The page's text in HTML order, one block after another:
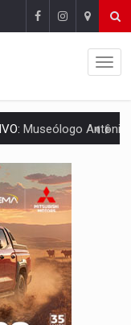
Museólogo Antônio Ocampo lança livro
a deputada federal do PL salta R$ 1
cerca de 200 porções
regularização fundiária da
2ª Feira Rondônia Empreendedora segue no Espaço
da Seinfra de Porto Velho pede
e exames especializados durante